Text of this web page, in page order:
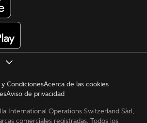
CondicionesAcerca de las cookies
Aviso de privacidad
International Operations Switzerland Sàrl,
comerciales registradas. Todos los